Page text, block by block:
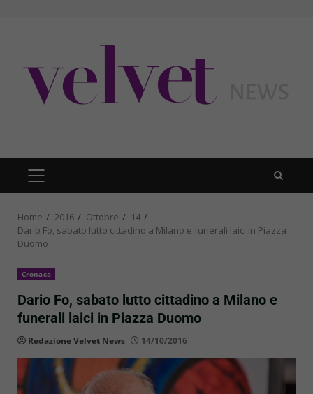
PRIMARY
MENU
Home 2016 Ottobre
14
Dario Fo, sabato lutto cittadino a Milano e funerali laici in Piazza
Duomo
Cronaca
Dario Fo, sabato lutto cittadino a Milano e
funerali laici in Piazza Duomo
Redazione Velvet News 14/10/2016